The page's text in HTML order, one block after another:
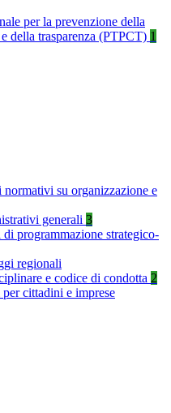
per la prevenzione della
della trasparenza (PTPCT) 1
su organizzazione e
generali 3
programmazione strategico-
regionali
e codice di condotta 2
cittadini e imprese